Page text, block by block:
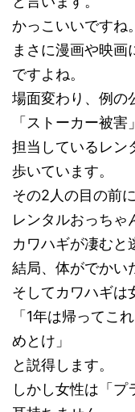
かっこいいですね。
まさに漫画や映画
ですよね。
場面変わり、例の
「ストーカー被
担当しているレン
歩いています。
その2人の目の前
レンタルおっちゃ
カワハギが凄むと
結局、体がでかい
そしてカワハギは
「1年は帰ってこ
めとけ」
と説得します。
しかし女性は「プ